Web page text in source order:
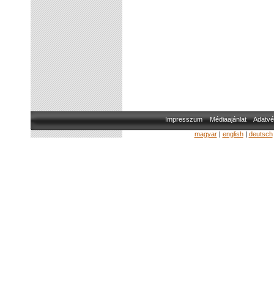
Impresszum Médiaajánlat
magyar| english| deutsch